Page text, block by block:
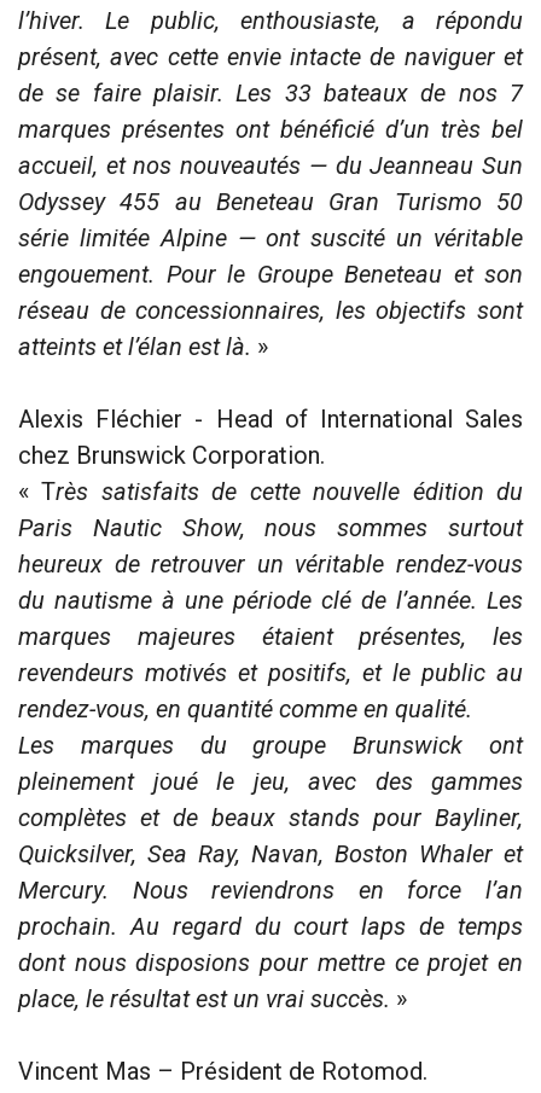
l’hiver. Le public, enthousiaste, a répondu
présent, avec cette envie intacte de naviguer et
de se faire plaisir. Les 33 bateaux de nos 7
marques présentes ont bénéficié d’un très bel
accueil, et nos nouveautés — du Jeanneau Sun
Odyssey 455 au Beneteau Gran Turismo 50
série limitée Alpine — ont suscité un véritable
engouement. Pour le Groupe Beneteau et son
réseau de concessionnaires, les objectifs sont
atteints et l’élan est là. »
Alexis Fléchier - Head of International Sales
chez Brunswick Corporation.
« Très satisfaits de cette nouvelle édition du
Paris Nautic Show, nous sommes surtout
heureux de retrouver un véritable rendez-vous
du nautisme à une période clé de l’année. Les
marques majeures étaient présentes, les
revendeurs motivés et positifs, et le public au
rendez-vous, en quantité comme en qualité.
Les marques du groupe Brunswick ont
pleinement joué le jeu, avec des gammes
complètes et de beaux stands pour Bayliner,
Quicksilver, Sea Ray, Navan, Boston Whaler et
Mercury. Nous reviendrons en force l’an
prochain. Au regard du court laps de temps
dont nous disposions pour mettre ce projet en
place, le résultat est un vrai succès. »
Vincent Mas – Président de Rotomod.